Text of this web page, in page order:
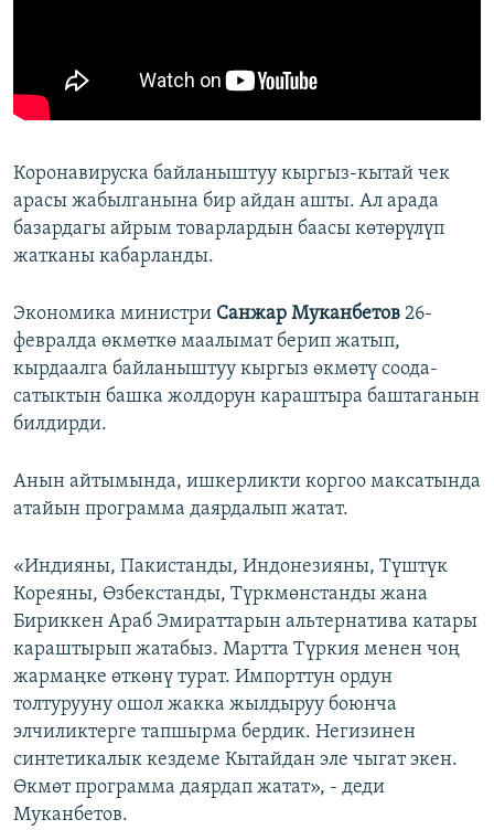
Коронавируска байланыштуу кыргыз-кытай чек
арасы жабылганына бир айдан ашты. Ал арада
базардагы айрым товарлардын баасы көтөрүлүп
жатканы кабарланды.
Экономика министри Санжар Муканбетов 26-
февралда өкмөткө маалымат берип жатып,
кырдаалга байланыштуу кыргыз өкмөтү соода-
сатыктын башка жолдорун караштыра баштаганын
билдирди.
Анын айтымында, ишкерликти коргоо максатында
атайын программа даярдалып жатат.
«Индияны, Пакистанды, Индонезияны, Түштүк
Кореяны, Өзбекстанды, Түркмөнстанды жана
Бириккен Араб Эмираттарын альтернатива катары
караштырып жатабыз. Мартта Түркия менен чоң
жармаңке өткөнү турат. Импорттун ордун
толтурууну ошол жакка жылдыруу боюнча
элчиликтерге тапшырма бердик. Негизинен
синтетикалык кездеме Кытайдан эле чыгат экен.
Өкмөт программа даярдап жатат», - деди
Муканбетов.